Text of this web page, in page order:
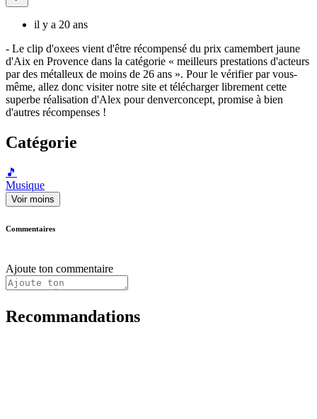
il y a 20 ans
- Le clip d'oxees vient d'être récompensé du prix camembert jaune
d'Aix en Provence dans la catégorie « meilleurs prestations d'acteurs
par des métalleux de moins de 26 ans ». Pour le vérifier par vous-
même, allez donc visiter notre site et télécharger librement cette
superbe réalisation d'Alex pour denverconcept, promise à bien
d'autres récompenses !
Catégorie
🎵
Musique
Voir moins
Commentaires
Ajoute ton commentaire
Recommandations